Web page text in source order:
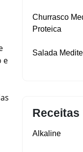
e
Churrasco
Proteica
Salada
Alkaline